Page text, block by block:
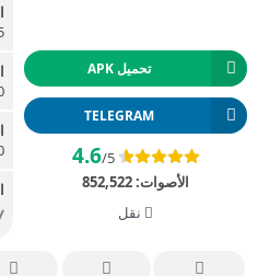
تحميل APK
TELEGRAM
4.6/5
الأصوات:852,522
نقل